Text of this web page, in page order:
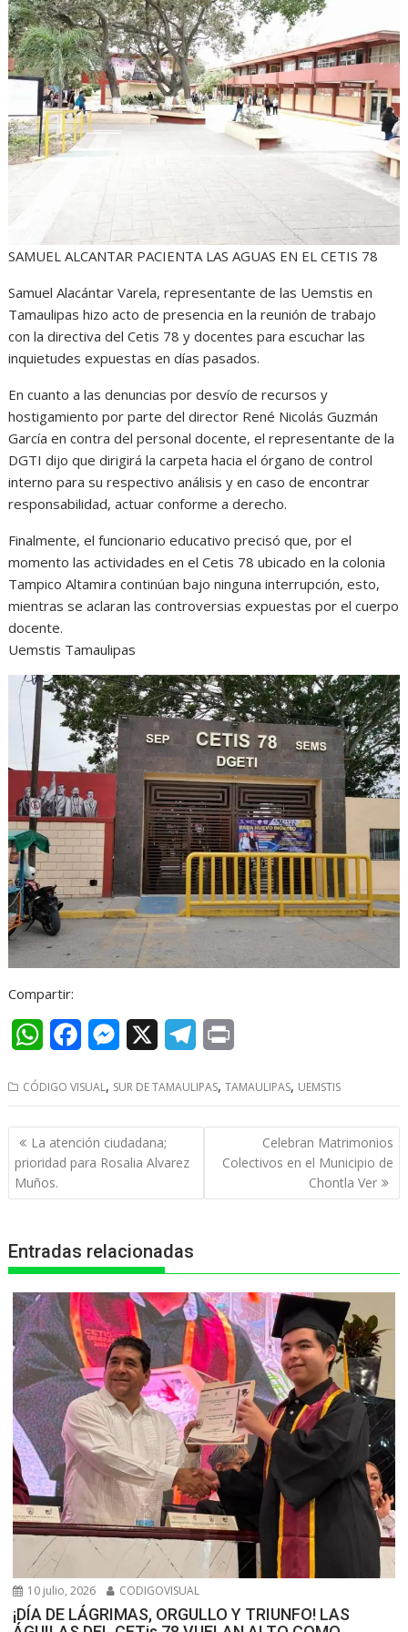
t
s
A
p
p
e
b
o
o
k
s
e
n
g
e
e
g
r
a
m
n
t
SAMUEL ALCANTAR PACIENTA LAS AGUAS EN EL CETIS 78
Samuel Alacántar Varela, representante de las Uemstis en
Tamaulipas hizo acto de presencia en la reunión de trabajo
con la directiva del Cetis 78 y docentes para escuchar las
inquietudes expuestas en días pasados.
En cuanto a las denuncias por desvío de recursos y
hostigamiento por parte del director René Nicolás Guzmán
García en contra del personal docente, el representante de la
DGTI dijo que dirigirá la carpeta hacia el órgano de control
interno para su respectivo análisis y en caso de encontrar
responsabilidad, actuar conforme a derecho.
Finalmente, el funcionario educativo precisó que, por el
momento las actividades en el Cetis 78 ubicado en la colonia
Tampico Altamira continúan bajo ninguna interrupción, esto,
mientras se aclaran las controversias expuestas por el cuerpo
docente.
Uemstis Tamaulipas
Compartir:
W
a
t
s
A
p
c
e
b
k
M
s
s
e
e
l
e
i
n
t
CÓDIGO VISUAL, SUR DE TAMAULIPAS,TAMAULIPAS, UEMSTIS
Navegación
de
entradas
La atención ciudadana;
prioridad para Rosalia Alvarez
Muños.
Celebran Matrimonios
Colectivos en el Municipio de
Chontla Ver
Entradas relacionadas
10 julio, 2026 CODIGOVISUAL
¡DÍA DE LÁGRIMAS, ORGULLO Y TRIUNFO! LAS